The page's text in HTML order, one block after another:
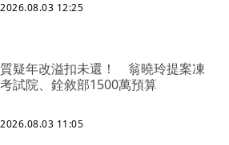
2026.08.03 12:25
質疑年改溢扣未還！ 翁曉玲提案凍
考試院、銓敘部1500萬預算
2026.08.03 11:05